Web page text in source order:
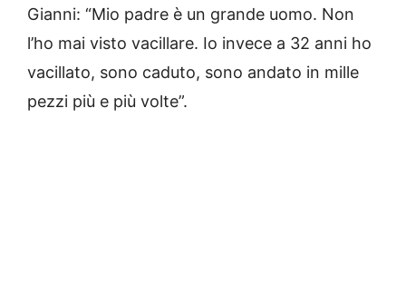
Gianni: “Mio padre è un grande uomo. Non
l’ho mai visto vacillare. Io invece a 32 anni ho
vacillato, sono caduto, sono andato in mille
pezzi più e più volte”.